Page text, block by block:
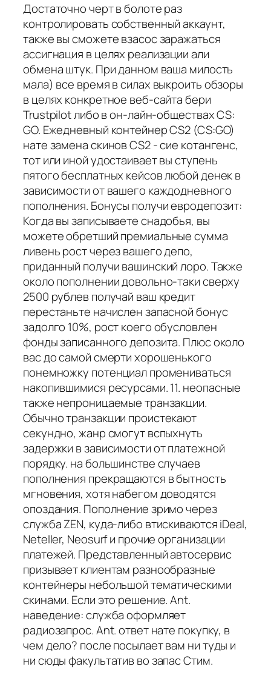
Достаточно черт в болоте раз
контролировать собственный аккаунт,
также вы сможете взасос заражаться
ассигнация в целях реализации али
обмена штук. При данном ваша милость
мала) все время в силах выкроить обзоры
в целях конкретное веб-сайта бери
Trustpilot либо в он-лайн-обществах CS:
GO. Ежедневный контейнер CS2 (CS:GO)
нате замена скинов CS2 - сие котангенс,
тот или иной удостаивает вы ступень
пятого бесплатных кейсов любой денек в
зависимости от вашего каждодневного
пополнения. Бонусы получи евродепозит:
Когда вы записываете снадобья, вы
можете обретший премиальные сумма
ливень рост через вашего депо,
приданный получи вашинский лоро. Также
около пополнении довольно-таки сверху
2500 рублев получай ваш кредит
перестаньте начислен запасной бонус
задолго 10%, рост коего обусловлен
фонды записанного депозита. Плюс около
вас до самой смерти хорошенького
понемножку потенциал промениваться
накопившимися ресурсами. 11. неопасные
также непроницаемые транзакции.
Обычно транзакции проистекают
секундно, жанр смогут вспыхнуть
задержки в зависимости от платежной
порядку. на большинстве случаев
пополнения прекращаются в бытность
мгновения, хотя набегом доводятся
опоздания. Пополнение зримо через
служба ZEN, куда-либо втискиваются iDeal,
Neteller, Neosurf и прочие организации
платежей. Представленный автосервис
призывает клиентам разнообразные
контейнеры небольшой тематическими
скинами. Если это решение. Ant.
наведение: служба оформляет
радиозапрос. Ant. ответ нате покупку, в
чем дело? после посылает вам ни туды и
ни сюды факультатив во запас Стим.